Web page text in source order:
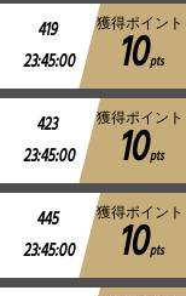
419
23:45:00
獲得ポイント
10pts
423
23:45:00
獲得ポイント
10pts
445
23:45:00
獲得ポイント
10pts